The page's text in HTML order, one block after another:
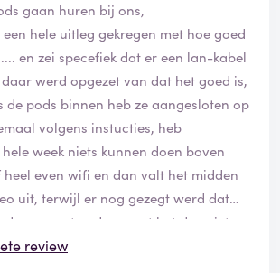
kijk maar eens op Google
revieuws er zijn over dit bedrijf.
hun werkgever, hoezo
een week geduurd en kan nu pas
terug kijken.
die ik heb opgenomen, zijn allemaal
ze hebben gezegd, maakt u geen
blijven staan, dus niet!
teruggebeld met steeds
u moet geduld hebben en telkens
stop daarmee want jullie sorry's die ik
gaan huren bij ons,
hele uitleg gekregen met hoe goed
en zei specefiek dat er een lan-kabel
werd opgezet van dat het goed is,
de pods binnen heb ze aangesloten op
volgens instucties, heb
week niets kunnen doen boven
even wifi en dan valt het midden
uit, terwijl er nog gezegt werd dat
zou moeten doen wat het dus niet
review